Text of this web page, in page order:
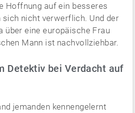
Hoffnung auf ein besseres
sich nicht verwerflich. Und der
über eine europäische Frau
Mann ist nachvollziehbar.
Detektiv bei Verdacht auf
jemanden kennengelernt